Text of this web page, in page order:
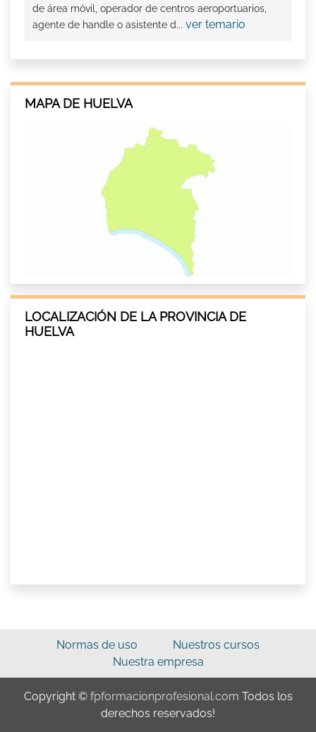
de área móvil, operador de centros aeroportuarios,
agente de handle o asistente d... ver temario
MAPA DE HUELVA
LOCALIZACIÓN DE LA PROVINCIA DE
HUELVA
Normas de uso
Nuestros cursos
Nuestra empresa
Copyright © fpformacionprofesional.com Todos los
derechos reservados!